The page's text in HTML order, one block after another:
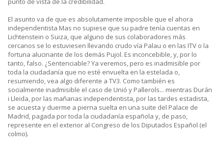
El asunto va de que es absolutamente imposible que el ahora
independentista Mas no supiese que su padre tenía cuentas en
Lichtenstein o Suiza, que alguno de sus colaboradores más
cercanos se lo estuviesen llevando crudo vía Palau o en las ITV o la
fortuna alucinante de los demás Pujol. Es inconcebible, y, por lo
tanto, falso. ¿Sentenciable? Ya veremos, pero es inadmisible por
toda la ciudadanía que no esté envuelta en la estelada o,
resumiendo, vea algo diferente a TV3. Como también es
socialmente inadmisible el caso de Unió y Pallerols... mientras Durán
i Lleida, por las mañanas independentista, por las tardes estadista,
se acuesta y duerme a pierna suelta en una suite del Palace de
Madrid, pagada por toda la ciudadanía española y, de paso,
represente en el exterior al Congreso de los Diputados Español (el
colmo).